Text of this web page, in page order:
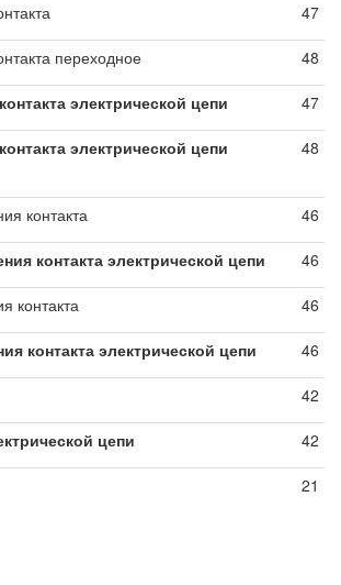
47
переходное 48
электрической цепи 47
электрической цепи
48
контакта 46
контакта электрической цепи 46
контакта 46
контакта электрической цепи 46
42
цепи 42
21